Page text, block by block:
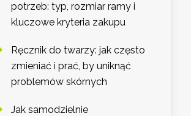
potrzeb: typ, rozmiar ramy i
kluczowe kryteria zakupu
Ręcznik do twarzy: jak często
zmieniać i prać, by uniknąć
problemów skórnych
Jak samodzielnie